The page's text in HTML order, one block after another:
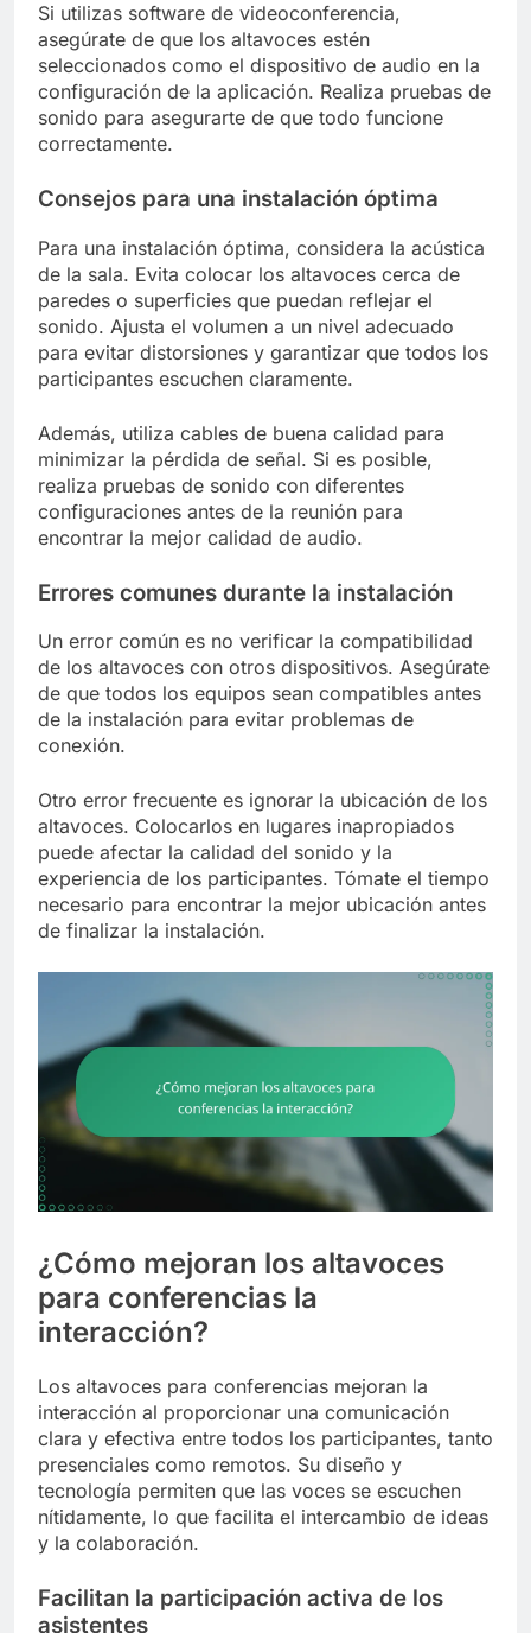
Si utilizas software de videoconferencia,
asegúrate de que los altavoces estén
seleccionados como el dispositivo de audio en la
configuración de la aplicación. Realiza pruebas de
sonido para asegurarte de que todo funcione
correctamente.
Consejos para una instalación óptima
Para una instalación óptima, considera la acústica
de la sala. Evita colocar los altavoces cerca de
paredes o superficies que puedan reflejar el
sonido. Ajusta el volumen a un nivel adecuado
para evitar distorsiones y garantizar que todos los
participantes escuchen claramente.
Además, utiliza cables de buena calidad para
minimizar la pérdida de señal. Si es posible,
realiza pruebas de sonido con diferentes
configuraciones antes de la reunión para
encontrar la mejor calidad de audio.
Errores comunes durante la instalación
Un error común es no verificar la compatibilidad
de los altavoces con otros dispositivos. Asegúrate
de que todos los equipos sean compatibles antes
de la instalación para evitar problemas de
conexión.
Otro error frecuente es ignorar la ubicación de los
altavoces. Colocarlos en lugares inapropiados
puede afectar la calidad del sonido y la
experiencia de los participantes. Tómate el tiempo
necesario para encontrar la mejor ubicación antes
de finalizar la instalación.
¿Cómo mejoran los altavoces
para conferencias la
interacción?
Los altavoces para conferencias mejoran la
interacción al proporcionar una comunicación
clara y efectiva entre todos los participantes, tanto
presenciales como remotos. Su diseño y
tecnología permiten que las voces se escuchen
nítidamente, lo que facilita el intercambio de ideas
y la colaboración.
Facilitan la participación activa de los
asistentes